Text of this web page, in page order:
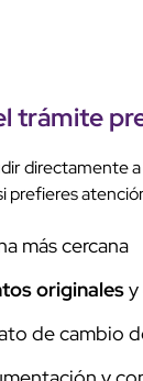
trámite
directamente
prefieres
más cercana
originalesy
de cambio